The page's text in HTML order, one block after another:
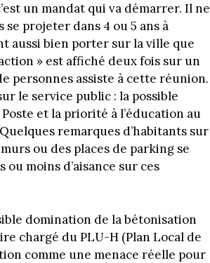
un mandat qui va démarrer. Il ne
projeter dans 4 ou 5 ans à
aussi bien porter sur la ville que
» est affiché deux fois sur un
personnes assiste à cette réunion.
le service public : la possible
et la priorité à l’éducation au
remarques d’habitants sur
ou des places de parking se
moins d’aisance sur ces
domination de la bétonisation
chargé du PLU-H (Plan Local de
comme une menace réelle pour